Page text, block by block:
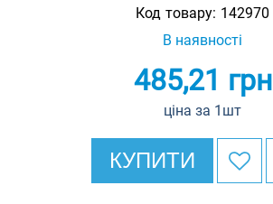
Код товару: 142970
В наявності
485,21 грн
ціна за 1шт
КУПИТИ